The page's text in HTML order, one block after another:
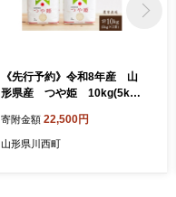
《先行予約》令和8年産 山
形県産 つや姫 10kg(5kg×
寄附金額 22,500円
山形県川西町